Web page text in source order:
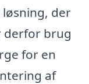
der
derfor brug
for en
af